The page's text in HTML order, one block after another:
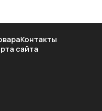
Контакты
сайта